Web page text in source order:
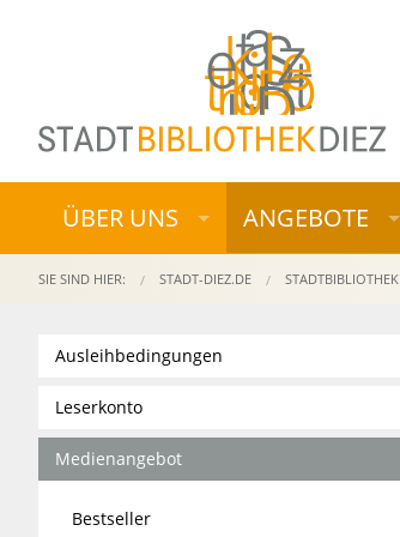
ÜBER UNS ANGEBOTE
SIE SIND HIER: STADT-DIEZ.DE STADTBIBLIOTHEK
Ausleihbedingungen
Leserkonto
Medienangebot
Bestseller